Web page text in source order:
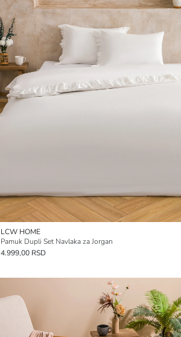
LCW HOME
Pamuk Dupli Set Navlaka za Jorgan
4.999,00 RSD